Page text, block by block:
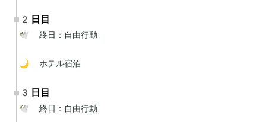
2日目
🕊 終日：自由行動
🌙 ホテル宿泊
3日目
🕊 終日：自由行動